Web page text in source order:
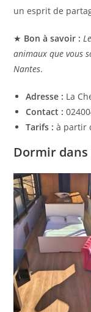
un esprit de
★ Bon à savoir :
animaux que vous
Nantes.
Adresse : La
Contact :
Tarifs : à partir
Dormir